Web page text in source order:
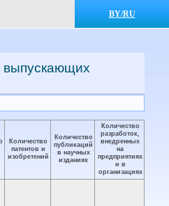
BY/RU
выпускающих
Количество
патентов и
изобретений
Количество
публикаций
в научных
изданиях
Количество
разработок,
внедренных
на
предприятиях
и в
организациях